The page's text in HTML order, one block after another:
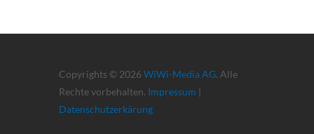
Copyrights © 2026 WiWi-Media AG. Alle
Rechte vorbehalten. Impressum |
Datenschutzerkärung